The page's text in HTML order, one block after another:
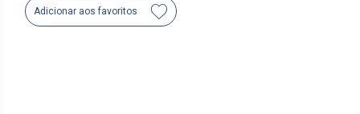
Adicionar aos favoritos